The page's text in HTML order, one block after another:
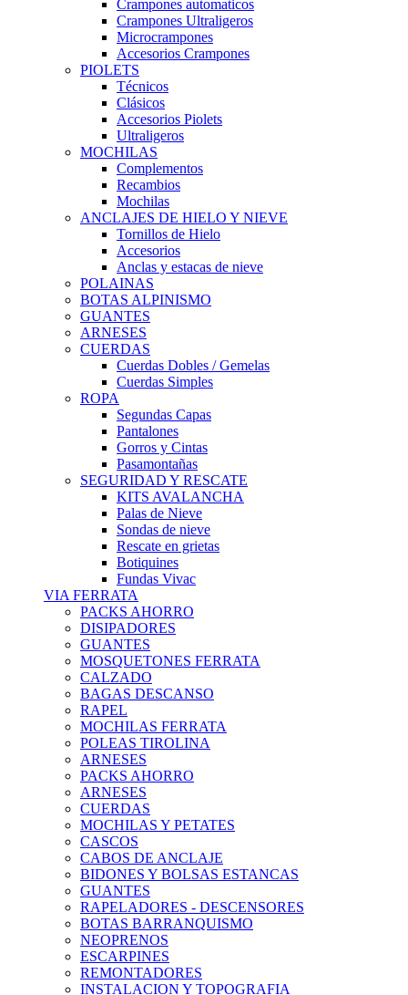
Crampones automaticos
Crampones Ultraligeros
Microcrampones
Accesorios Crampones
PIOLETS
Técnicos
Clásicos
Accesorios Piolets
Ultraligeros
MOCHILAS
Complementos
Recambios
Mochilas
ANCLAJES DE HIELO Y NIEVE
Tornillos de Hielo
Accesorios
Anclas y estacas de nieve
POLAINAS
BOTAS ALPINISMO
GUANTES
ARNESES
CUERDAS
Cuerdas Dobles / Gemelas
Cuerdas Simples
ROPA
Segundas Capas
Pantalones
Gorros y Cintas
Pasamontañas
SEGURIDAD Y RESCATE
KITS AVALANCHA
Palas de Nieve
Sondas de nieve
Rescate en grietas
Botiquines
Fundas Vivac
VIA FERRATA
PACKS AHORRO
DISIPADORES
GUANTES
MOSQUETONES FERRATA
CALZADO
BAGAS DESCANSO
RAPEL
MOCHILAS FERRATA
POLEAS TIROLINA
ARNESES
PACKS AHORRO
ARNESES
CUERDAS
MOCHILAS Y PETATES
CASCOS
CABOS DE ANCLAJE
BIDONES Y BOLSAS ESTANCAS
GUANTES
RAPELADORES - DESCENSORES
BOTAS BARRANQUISMO
NEOPRENOS
ESCARPINES
REMONTADORES
INSTALACION Y TOPOGRAFIA